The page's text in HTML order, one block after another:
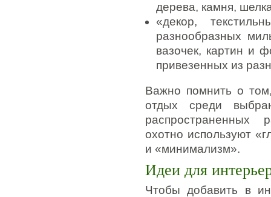
дерева, камня,
«декор,
разнообразных
вазочек, картин и
привезенных из
Важно помнить о
отдых среди
распространенных
охотно используют
и «минимализм».
Идеи для
Чтобы добавить в